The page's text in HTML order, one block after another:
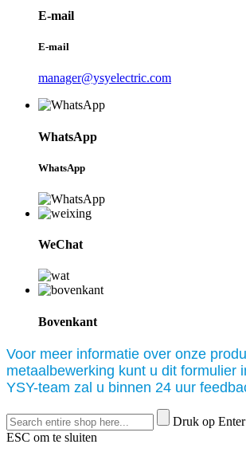
E-mail
E-mail
manager@ysyelectric.com
WhatsApp
WhatsApp
WeChat
Bovenkant
Voor meer informatie over onze
metaalbewerking kunt u dit formulier
YSY-team zal u binnen 24 uur
Druk op
ESC om te sluiten